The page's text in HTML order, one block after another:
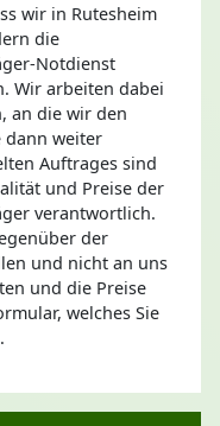
wir in Rutesheim
die
Notdienst
Wir arbeiten dabei
an die wir den
dann weiter
Auftrages sind
und Preise der
verantwortlich.
der
und nicht an uns
und die Preise
welches Sie